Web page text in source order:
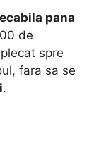
pana
de
spre
fara sa se
.